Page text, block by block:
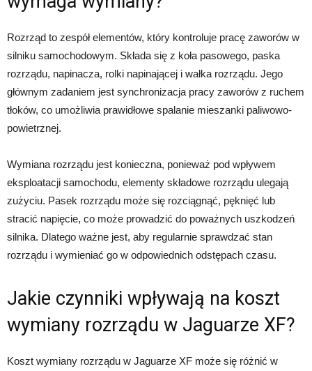
Rozrząd to zespół elementów, który kontroluje pracę zaworów w
silniku samochodowym. Składa się z koła pasowego, paska
rozrządu, napinacza, rolki napinającej i wałka rozrządu. Jego
głównym zadaniem jest synchronizacja pracy zaworów z ruchem
tłoków, co umożliwia prawidłowe spalanie mieszanki paliwowo-
powietrznej.
Wymiana rozrządu jest konieczna, ponieważ pod wpływem
eksploatacji samochodu, elementy składowe rozrządu ulegają
zużyciu. Pasek rozrządu może się rozciągnąć, pęknięć lub
stracić napięcie, co może prowadzić do poważnych uszkodzeń
silnika. Dlatego ważne jest, aby regularnie sprawdzać stan
rozrządu i wymieniać go w odpowiednich odstępach czasu.
Jakie czynniki wpływają na koszt
wymiany rozrządu w Jaguarze XF?
Koszt wymiany rozrządu w Jaguarze XF może się różnić w